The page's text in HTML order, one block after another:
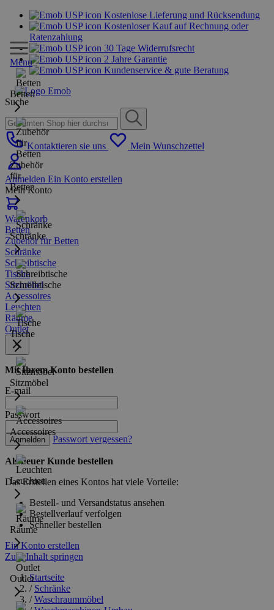
Kostenlose Lieferung und Rücksendung
Kostenloser Kauf auf Rechnung oder
Ratenzahlung
30 Tage Widerrufsrecht
2 Jahre Garantie
Kundenservice & gute Beratung
Suche
Kontaktieren sie uns Mein Wunschzettel
Anmelden Ein Konto erstellen
Mein Konto
Warenkorb
Menu
Betten
Zubehör
für
Betten
Schränke
Schreibtische
Tische
Sitzmöbel
Accessoires
Leuchten
Räume
Outlet
Betten
Zubehör für Betten
Schränke
Schreibtische
Tische
Sitzmöbel
Accessoires
Leuchten
Räume
Outlet
Mit Ihrem Konto bestellen
E-mail
Passwort
Anmelden Passwort vergessen?
Als neuer Kunde bestellen
Das Erstellen eines Kontos hat viele Vorteile:
Bestell- und Versandstatus ansehen
Bestellverlauf verfolgen
Schneller bestellen
Ein Konto erstellen
Zum Inhalt springen
Startseite
/ Schränke
/ Waschraummöbel